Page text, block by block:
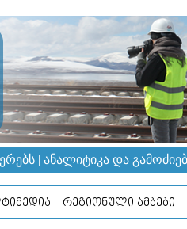
| ᲐᲜᲐᲚᲘᲢᲘᲙᲐ ᲓᲐ
ᲠᲔᲒᲘᲝᲜᲣᲚᲘ ᲐᲛᲑᲔᲑᲘ